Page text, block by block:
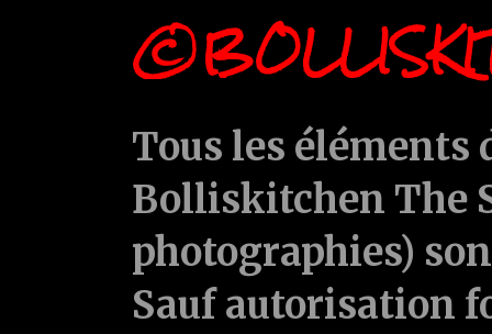
Tous les
Bolliskitchen The
photographies)
Sauf autorisation